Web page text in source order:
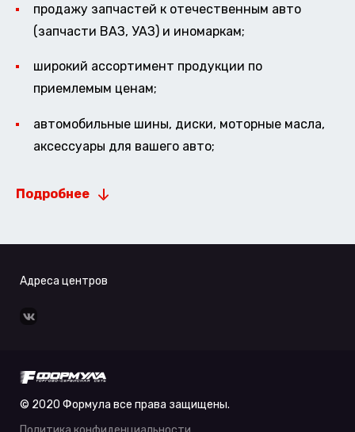
продажу запчастей к отечественным авто
(запчасти ВАЗ, УАЗ) и иномаркам;
широкий ассортимент продукции по
приемлемым ценам;
автомобильные шины, диски, моторные масла,
аксессуары для вашего авто;
Подробнее
Адреса центров
© 2020 Формула все права защищены.